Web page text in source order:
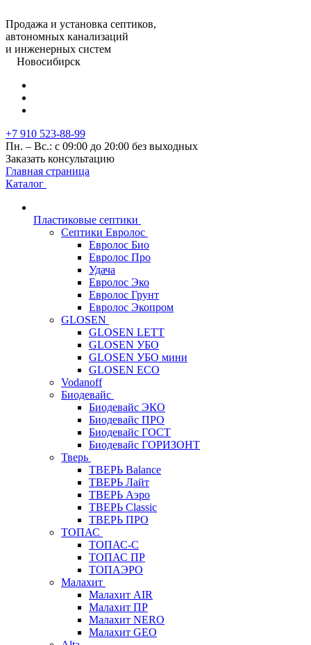
Продажа и установка септиков,
автономных канализаций
и инженерных систем
Новосибирск
+7 910 523-88-99
Пн. – Вс.: с 09:00 до 20:00 без выходных
Заказать консультацию
Главная страница
Каталог
Пластиковые септики
Септики Евролос
Евролос Био
Евролос Про
Удача
Евролос Эко
Евролос Грунт
Евролос Экопром
GLOSEN
GLOSEN LETT
GLOSEN УБО
GLOSEN УБО мини
GLOSEN ECO
Vodanoff
Биодевайс
Биодевайс ЭКО
Биодевайс ПРО
Биодевайс ГОСТ
Биодевайс ГОРИЗОНТ
Тверь
ТВЕРЬ Balance
ТВЕРЬ Лайт
ТВЕРЬ Аэро
ТВЕРЬ Classic
ТВЕРЬ ПРО
ТОПАС
ТОПАС-С
ТОПАС ПР
ТОПАЭРО
Малахит
Малахит AIR
Малахит ПР
Малахит NERO
Малахит GEO